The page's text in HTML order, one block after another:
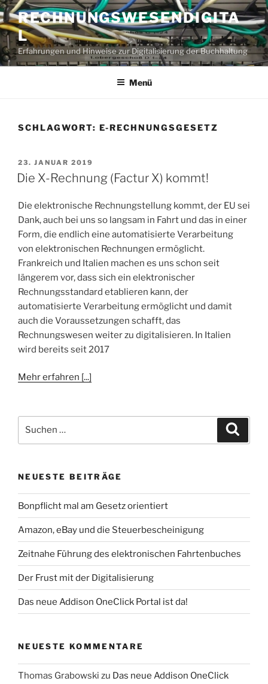
Zum
Inhalt
springen
RECHNUNGSWESENDIGITA
L
Erfahrungen und Hinweise zur Digitalisierung der Buchhaltung
Menü
SCHLAGWORT: E-RECHNUNGSGESETZ
VERÖFFENTLICHT
AM
23. JANUAR 2019
Die X-Rechnung (Factur X) kommt!
Die elektronische Rechnungstellung kommt, der EU sei
Dank, auch bei uns so langsam in Fahrt und das in einer
Form, die endlich eine automatisierte Verarbeitung
von elektronischen Rechnungen ermöglicht.
Frankreich und Italien machen es uns schon seit
längerem vor, dass sich ein elektronischer
Rechnungsstandard etablieren kann, der
automatisierte Verarbeitung ermöglicht und damit
auch die Voraussetzungen schafft, das
Rechnungswesen weiter zu digitalisieren. In Italien
wird bereits seit 2017
Mehr erfahren [...]
nach:
NEUESTE BEITRÄGE
Bonpflicht mal am Gesetz orientiert
Amazon, eBay und die Steuerbescheinigung
Zeitnahe Führung des elektronischen Fahrtenbuches
Der Frust mit der Digitalisierung
Das neue Addison OneClick Portal ist da!
NEUESTE KOMMENTARE
Thomas Grabowski zu Das neue Addison OneClick